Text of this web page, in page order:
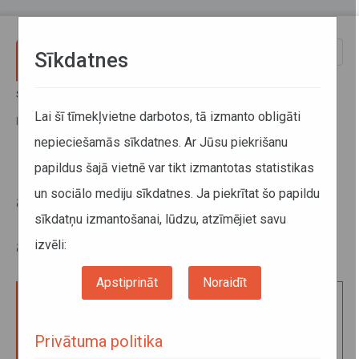
Sākums
komercpārvadājumiem ar autotransportu
Eiropas Kopienas atļaujas
apliecināta kopija starptautiskiem
kravu komercpārvadājumiem ar
autotransportu
kravas autotransportu – vienam mēnesim
Sīkdatnes
Lai šī tīmekļvietne darbotos, tā izmanto obligāti
nepieciešamās sīkdatnes. Ar Jūsu piekrišanu
papildus šajā vietnē var tikt izmantotas statistikas
un sociālo mediju sīkdatnes. Ja piekrītat šo papildu
sīkdatņu izmantošanai, lūdzu, atzīmējiet savu
izvēli:
Apstiprināt Noraidīt
Privātuma politika